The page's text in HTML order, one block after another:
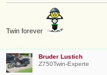
Twin forever
Bruder Lustich
Z750Twin-Experte